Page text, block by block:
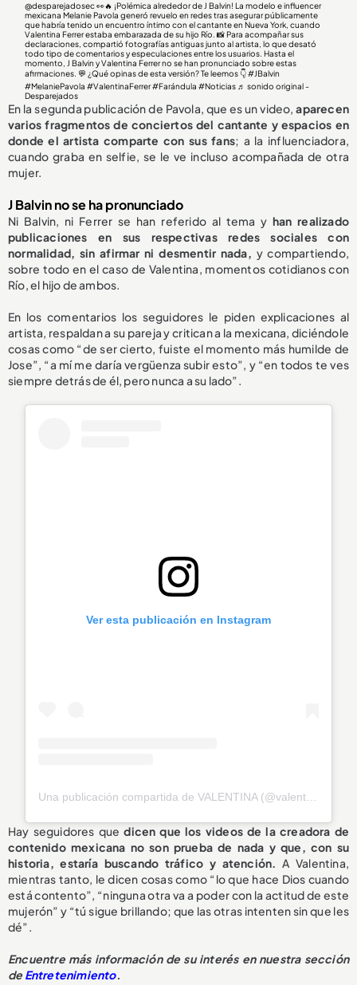
@desparejadosec👀🔥 ¡Polémica alrededor de J Balvin! La modelo e influencer
mexicana Melanie Pavola generó revuelo en redes tras asegurar públicamente
que habría tenido un encuentro íntimo con el cantante en Nueva York, cuando
Valentina Ferrer estaba embarazada de su hijo Río. 📸 Para acompañar sus
declaraciones, compartió fotografías antiguas junto al artista, lo que desató
todo tipo de comentarios y especulaciones entre los usuarios. Hasta el
momento, J Balvin y Valentina Ferrer no se han pronunciado sobre estas
afirmaciones. 💬 ¿Qué opinas de esta versión? Te leemos 👇#JBalvin
#MelaniePavola #ValentinaFerrer#Farándula #Noticias ♬ sonido original -
Desparejados
En la segunda publicación de Pavola, que es un video,aparecen
varios fragmentos de conciertos del cantante y espacios en
donde el artista comparte con sus fans; a la influenciadora,
cuando graba en selfie, se le ve incluso acompañada de otra
mujer.
J Balvin no se ha pronunciado
Ni Balvin, ni Ferrer se han referido al tema y han realizado
publicaciones en sus respectivas redes sociales con
normalidad, sin afirmar ni desmentir nada, y compartiendo,
sobre todo en el caso de Valentina, momentos cotidianos con
Río, el hijo de ambos.
En los comentarios los seguidores le piden explicaciones al
artista, respaldan a su pareja y critican a la mexicana, diciéndole
cosas como “de ser cierto, fuiste el momento más humilde de
Jose”, “a mí me daría vergüenza subir esto”, y “en todos te ves
siempre detrás de él, pero nunca a su lado”.
Ver esta publicación en Instagram
Hay seguidores quedicen que los videos de la creadora de
contenido mexicana no son prueba de nada y que, con su
historia, estaría buscando tráfico y atención. A Valentina,
mientras tanto, le dicen cosas como “lo que hace Dios cuando
está contento”, “ninguna otra va a poder con la actitud de este
mujerón” y “tú sigue brillando; que las otras intenten sin que les
dé”.
Encuentre más información de su interés en nuestra sección
deEntretenimiento.